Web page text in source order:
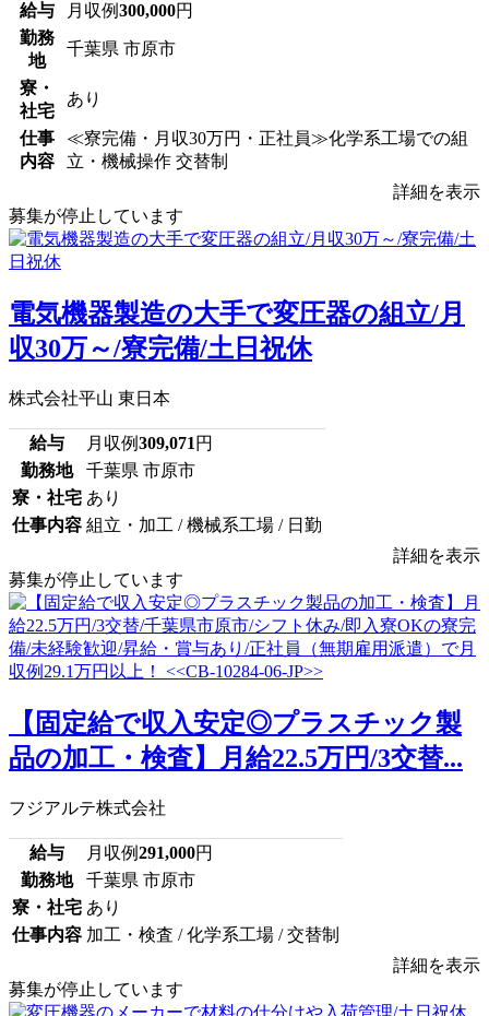
給与 月収例300,000円
勤務
地
千葉県 市原市
寮・
社宅
あり
仕事
内容
≪寮完備・月収30万円・正社員≫化学系工場での組
立・機械操作 交替制
詳細を表示
募集が停止しています
電気機器製造の大手で変圧器の組立/月
収30万～/寮完備/土日祝休
株式会社平山 東日本
給与 月収例309,071 円
勤務地
千葉県 市原市
寮・社宅 あり
仕事内容 組立・加工 / 機械系工場 / 日勤
詳細を表示
募集が停止しています
【固定給で収入安定◎プラスチック製
品の加工・検査】月給22.5万円/3交替...
フジアルテ株式会社
給与 月収例291,000円
勤務地
千葉県 市原市
寮・社宅 あり
仕事内容 加工・検査 / 化学系工場 / 交替制
詳細を表示
募集が停止しています